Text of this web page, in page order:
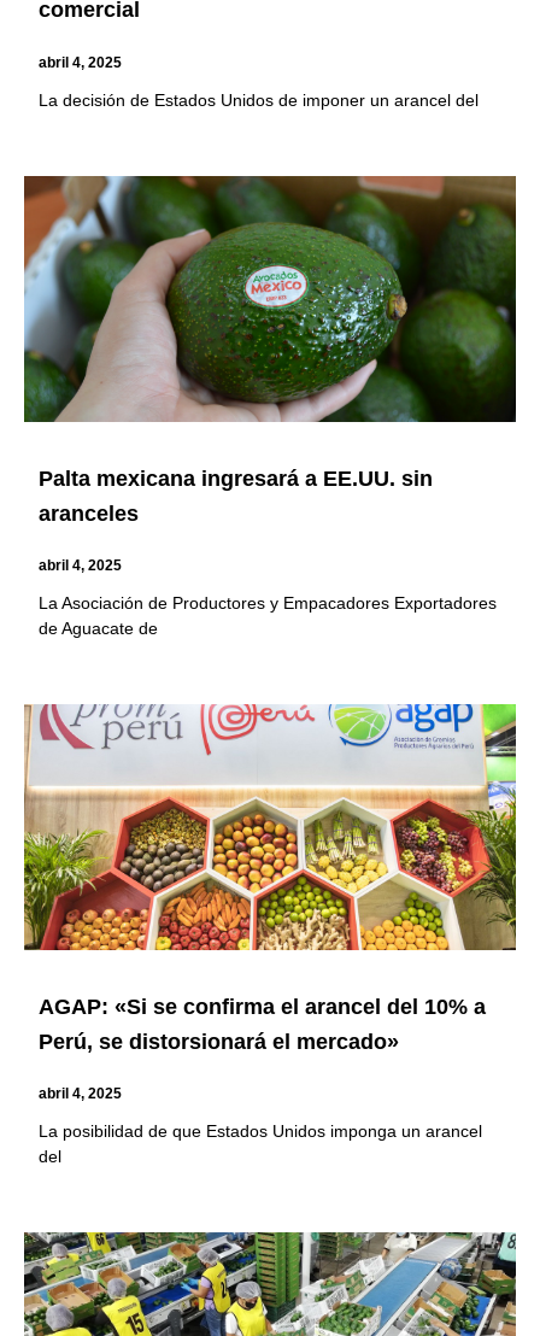
comercial
abril 4, 2025
La decisión de Estados Unidos de imponer un arancel del
Palta mexicana ingresará a EE.UU. sin
aranceles
abril 4, 2025
La Asociación de Productores y Empacadores Exportadores
de Aguacate de
AGAP: «Si se confirma el arancel del 10% a
Perú, se distorsionará el mercado»
abril 4, 2025
La posibilidad de que Estados Unidos imponga un arancel
del